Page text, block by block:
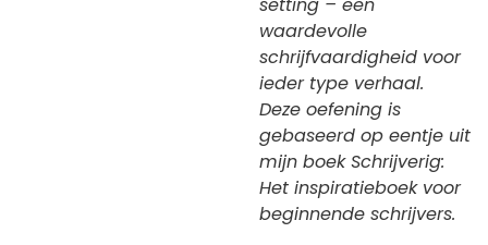
waardevolle
schrijfvaardigheid voor
ieder type verhaal.
Deze oefening is
gebaseerd op eentje uit
mijn boek Schrijverig:
Het inspiratieboek voor
beginnende schrijvers.